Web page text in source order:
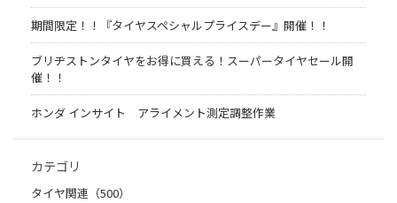
期間限定！！『タイヤスペシャルプライスデー』開催！！
ブリヂストンタイヤをお得に買える！スーパータイヤセール開
催！！
ホンダ インサイト アライメント測定調整作業
カテゴリ
タイヤ関連（500）